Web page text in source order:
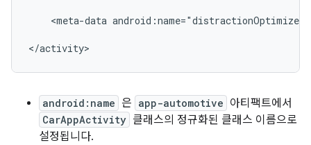
<meta-data android:name="distractionOptimized"
</activity>
android:name 은 app-automotive 아티팩트에서
CarAppActivity 클래스의 정규화된 클래스 이름으로
설정됩니다.